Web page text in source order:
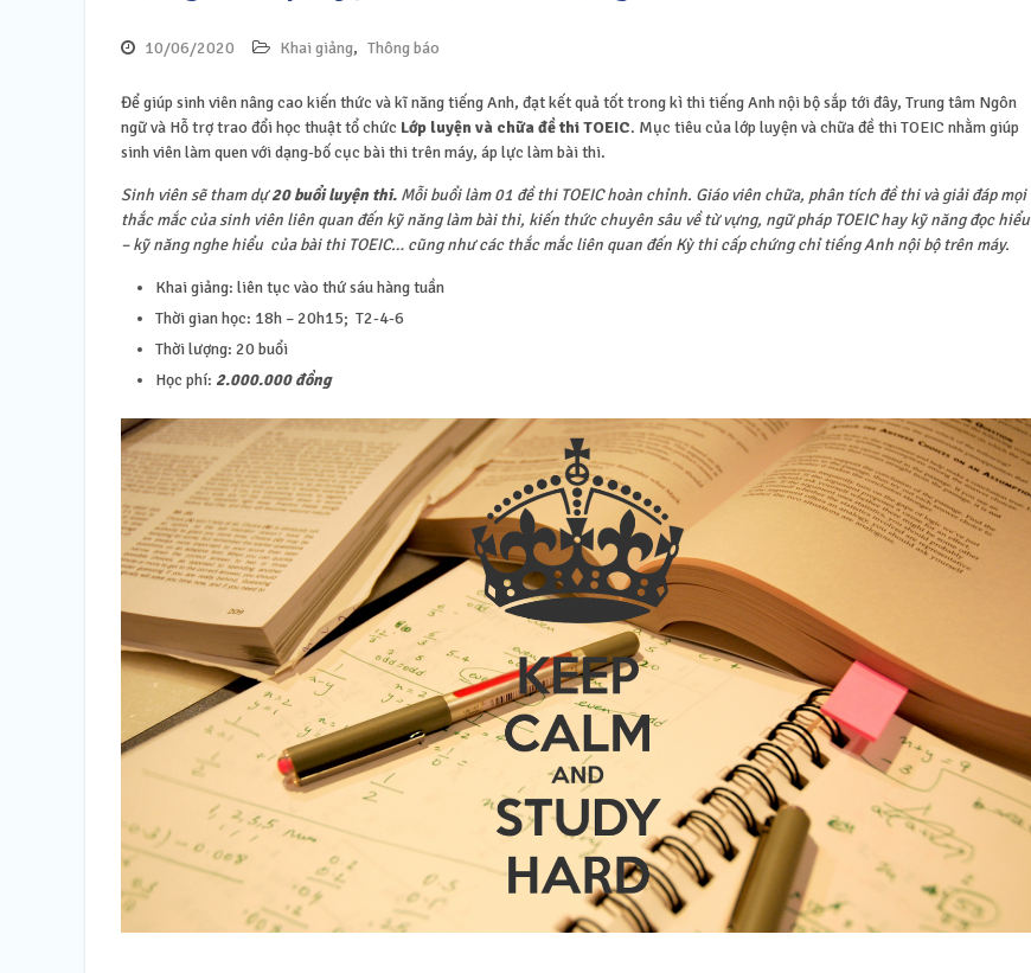
10/06/2020 Khai giảng, Thông báo
Để giúp sinh viên nâng cao kiến thức và kĩ năng tiếng Anh, đạt kết quả tốt trong kì thi tiếng Anh nội bộ sắp tới đây, Trung tâm Ngôn
ngữ và Hỗ trợ trao đổi học thuật tổ chức Lớp luyện và chữa đề thi TOEIC. Mục tiêu của lớp luyện và chữa đề thi TOEIC nhằm giúp
sinh viên làm quen với dạng-bố cục bài thi trên máy, áp lực làm bài thi.
Sinh viên sẽ tham dự20 buổi luyện thi. Mỗi buổi làm 01 đề thi TOEIC hoàn chỉnh. Giáo viên chữa, phân tích đề thi và giải đáp mọi
thắc mắc của sinh viên liên quan đến kỹ năng làm bài thi, kiến thức chuyên sâu về từ vựng, ngữ pháp TOEIC hay kỹ năng đọc hiểu
– kỹ năng nghe hiểu của bài thi TOEIC… cũng như các thắc mắc liên quan đến Kỳ thi cấp chứng chỉ tiếng Anh nội bộ trên máy.
Khai giảng: liên tục vào thứ sáu hàng tuần
Thời gian học: 18h – 20h15; T2-4-6
Thời lượng: 20 buổi
Học phí: 2.000.000 đồng